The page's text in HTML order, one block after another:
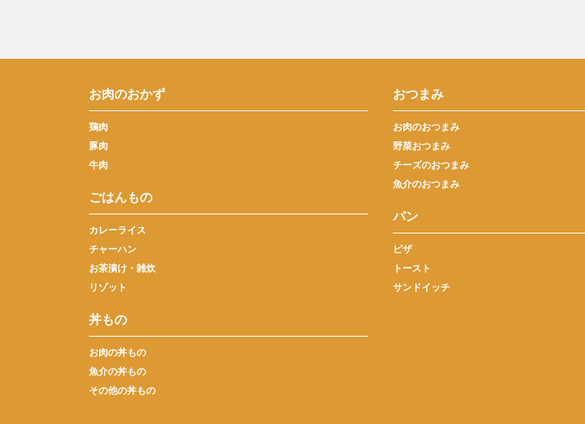
お肉のおかず
鶏肉
豚肉
牛肉
ごはんもの
カレーライス
チャーハン
お茶漬け・雑炊
リゾット
丼もの
お肉の丼もの
魚介の丼もの
その他の丼もの
おつまみ
お肉のおつまみ
野菜おつまみ
チーズのおつまみ
魚介のおつまみ
パン
ピザ
トースト
サンドイッチ